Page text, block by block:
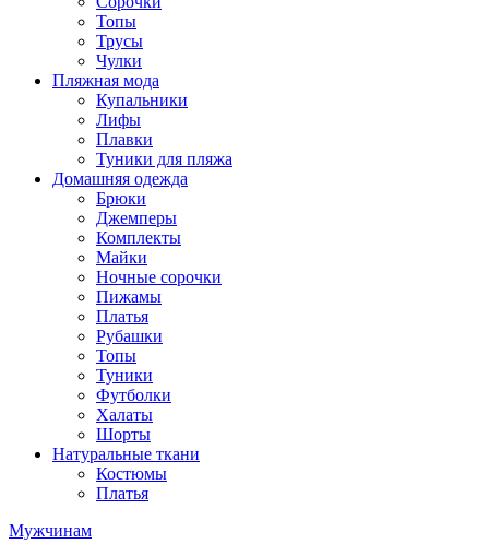
Топы
Трусы
Чулки
Пляжная мода
Купальники
Лифы
Плавки
Туники для пляжа
Домашняя одежда
Брюки
Джемперы
Комплекты
Майки
Ночные сорочки
Пижамы
Платья
Рубашки
Топы
Туники
Футболки
Халаты
Шорты
Натуральные ткани
Костюмы
Платья
Мужчинам